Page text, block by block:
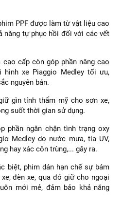
PPF được làm từ vật liệu cao
năng tự phục hồi đối với các vết
cấp còn góp phần nâng cao
hình xe Piaggio Medley tối ưu,
nguyên bản.
gìn tính thẩm mỹ cho sơn xe,
suốt thời gian sử dụng.
phần ngăn chặn tình trạng oxy
Medley do nước mưa, tia UV,
hay xác côn trùng,... gây ra.
biệt, phim dán hạn chế sự bám
đèn xe, qua đó giữ cho ngoại
mới mẻ, đảm bảo khả năng